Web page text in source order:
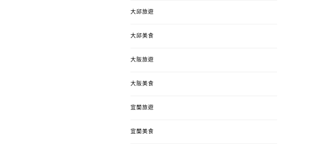
大邱旅遊
大邱美食
大阪旅遊
大阪美食
宜蘭旅遊
宜蘭美食